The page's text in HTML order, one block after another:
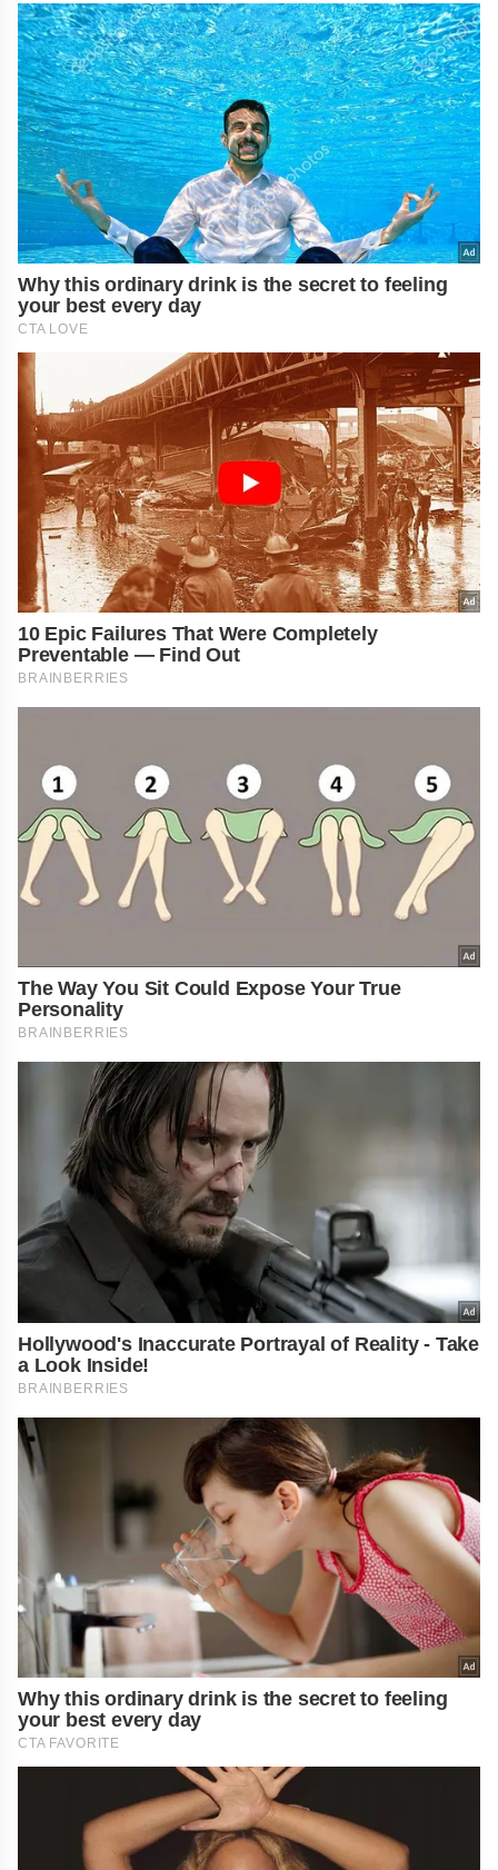
Why this ordinary drink is the secret to feeling
your best every day
CTA LOVE
10 Epic Failures That Were Completely
Preventable — Find Out
BRAINBERRIES
The Way You Sit Could Expose Your True
Personality
BRAINBERRIES
Hollywood's Inaccurate Portrayal of Reality - Take
a Look Inside!
BRAINBERRIES
Why this ordinary drink is the secret to feeling
your best every day
CTA FAVORITE